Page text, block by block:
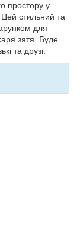
простору у
стильний та
для
зятя. Буде
та друзі.